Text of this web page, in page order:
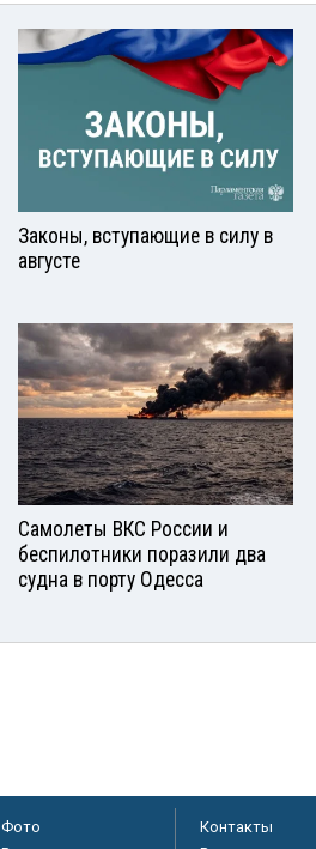
Законы, вступающие в силу в
августе
Самолеты ВКС России и
беспилотники поразили два
судна в порту Одесса
Фото
Контакты